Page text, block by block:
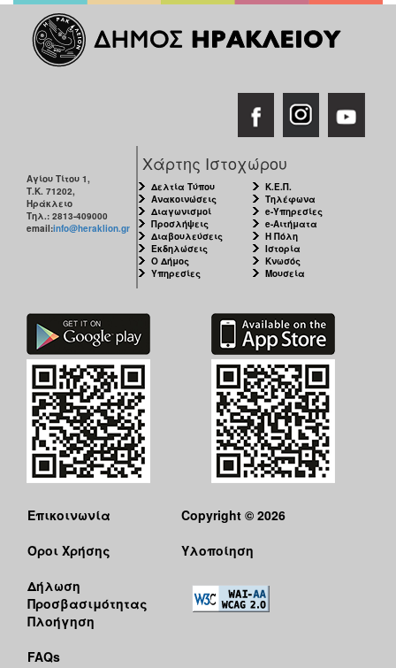
Αγίου Τίτου 1,
Τ.Κ. 71202,
Ηράκλειο
Τηλ.: 2813-409000
email:info@heraklion.gr
Χάρτης Ιστοχώρου
Δελτία Τύπου
Ανακοινώσεις
Διαγωνισμοί
Προσλήψεις
Διαβουλεύσεις
Εκδηλώσεις
Ο Δήμος
Υπηρεσίες
Κ.Ε.Π.
Τηλέφωνα
e-Υπηρεσίες
e-Αιτήματα
Η Πόλη
Ιστορία
Κνωσός
Μουσεία
Επικοινωνία
Όροι Χρήσης
Δήλωση
Προσβασιμότητας
Πλοήγηση
FAQs
Copyright © 2026
Υλοποίηση